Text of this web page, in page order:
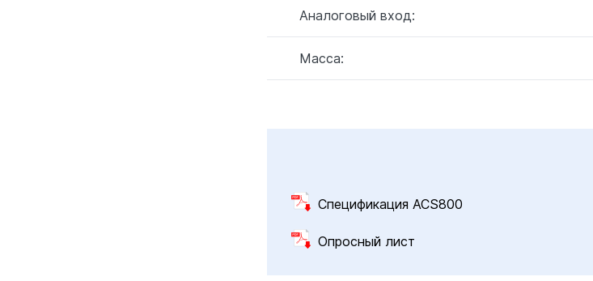
Аналоговый вход:
Масса:
Спецификация ACS800
Опросный лист